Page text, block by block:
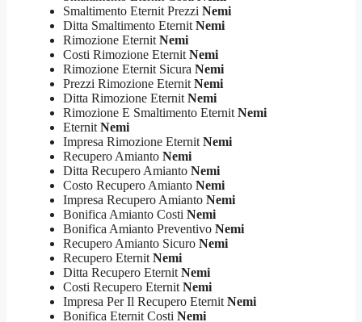
Smaltimento Eternit Prezzi Nemi
Ditta Smaltimento Eternit Nemi
Rimozione Eternit Nemi
Costi Rimozione Eternit Nemi
Rimozione Eternit Sicura Nemi
Prezzi Rimozione Eternit Nemi
Ditta Rimozione Eternit Nemi
Rimozione E Smaltimento Eternit Nemi
Eternit Nemi
Impresa Rimozione Eternit Nemi
Recupero Amianto Nemi
Ditta Recupero Amianto Nemi
Costo Recupero Amianto Nemi
Impresa Recupero Amianto Nemi
Bonifica Amianto Costi Nemi
Bonifica Amianto Preventivo Nemi
Recupero Amianto Sicuro Nemi
Recupero Eternit Nemi
Ditta Recupero Eternit Nemi
Costi Recupero Eternit Nemi
Impresa Per Il Recupero Eternit Nemi
Bonifica Eternit Costi Nemi